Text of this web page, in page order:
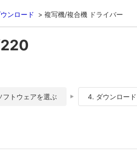
ンロード 複写機/複合機 ドライバー
フトウェアを選ぶ 4. ダウンロード